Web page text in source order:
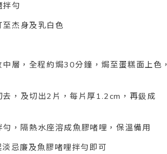
勻
杰身及乳白色
層，全程約焗30分鐘，焗至蛋糕面上色，
，及切出2片，每片厚1.2cm，再鈒成
，隔熱水座溶成魚膠啫哩，保溫備用
忌廉及魚膠啫哩拌勻即可